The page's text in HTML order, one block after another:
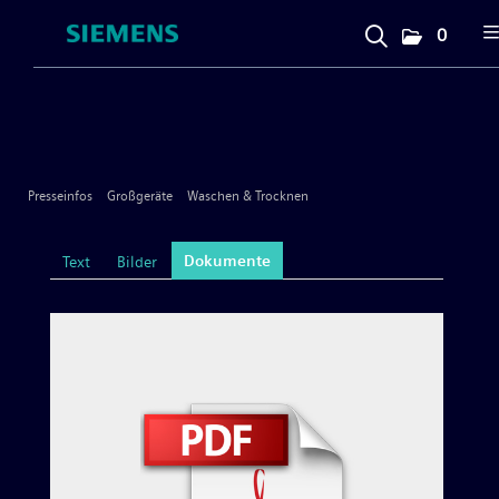
0
Geschirrspülen
Kühlen & Gefrieren
Presseinfos Großgeräte Waschen & Trocknen
Text Bilder Dokumente